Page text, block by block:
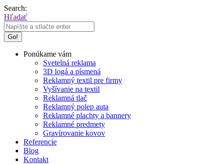
Search:
Hľadať
Ponúkame vám
Svetelná reklama
3D logá a písmená
Reklamný textil pre firmy
Vyšívanie na textil
Reklamná tlač
Reklamný polep auta
Reklamné plachty a bannery
Reklamné predmety
Gravírovanie kovov
Referencie
Blog
Kontakt